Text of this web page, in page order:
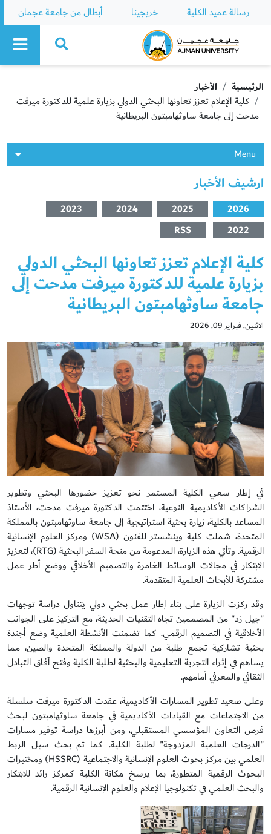
رسالة عميد الكلية خريجينا أبطال من جامعة عجمان
Ajman University
الرئيسية
الأخبار
كلية الإعلام تعزز تعاونها البحثي الدولي بزيارة علمية للدكتورة ميرفت
مدحت إلى جامعة ساوثهامبتون البريطانية
Menu
ارشيف الأخبار
2026
2025
2024
2023
2022
RSS
كلية الإعلام تعزز تعاونها البحثي الدولي
بزيارة علمية للدكتورة ميرفت مدحت إلى
جامعة ساوثهامبتون البريطانية
الاثنين, فبراير 09, 2026
في إطار سعي الكلية المستمر نحو تعزيز حضورها البحثي وتطوير
الشراكات الأكاديمية النوعية، اختتمت الدكتورة ميرفت مدحت، الأستاذ
المساعد بالكلية، زيارة بحثية استراتيجية إلى جامعة ساوثهامبتون بالمملكة
المتحدة، شملت كلية وينشستر للفنون (WSA) ومركز العلوم الإنسانية
الرقمية. وتأتي هذه الزيارة، المدعومة من منحة السفر البحثية (RTG)، لتعزيز
الابتكار في مجالات الوسائط الغامرة والتصميم الأخلاقي ووضع أطر عمل
مشتركة للأبحاث العلمية المتقدمة.
وقد ركزت الزيارة على بناء إطار عمل بحثي دولي يتناول دراسة توجهات
"جيل زد" من المصممين تجاه التقنيات الحديثة، مع التركيز على الجوانب
الأخلاقية في التصميم الرقمي. كما تضمنت الأنشطة العلمية وضع أجندة
بحثية تشاركية تجمع طلبة من الدولة والمملكة المتحدة والصين، مما
يساهم في إثراء التجربة التعليمية والبحثية لطلبة الكلية وفتح آفاق التبادل
الثقافي والمعرفي أمامهم.
وعلى صعيد تطوير المسارات الأكاديمية، عقدت الدكتورة ميرفت سلسلة
من الاجتماعات مع القيادات الأكاديمية في جامعة ساوثهامبتون لبحث
فرص التعاون المؤسسي المستقبلي، ومن أبرزها دراسة توفير مسارات
"الدرجات العلمية المزدوجة" لطلبة الكلية. كما تم بحث سبل الربط
العلمي بين مركز بحوث العلوم الإنسانية والاجتماعية (HSSRC) ومختبرات
البحوث الرقمية المتطورة، بما يرسخ مكانة الكلية كمركز رائد للابتكار
والبحث العلمي في تكنولوجيا الإعلام والعلوم الإنسانية الرقمية.